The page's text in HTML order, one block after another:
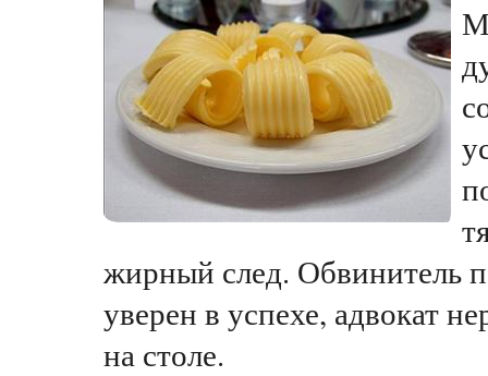
жирный след. Обвинитель
уверен в успехе, адвокат
на столе.